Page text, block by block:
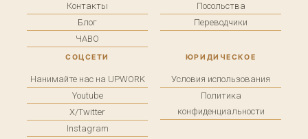
Контакты
Блог
ЧАВО
Посольства
Переводчики
СОЦСЕТИ
Нанимайте нас на UPWORK
Youtube
X/Twitter
Instagram
ЮРИДИЧЕСКОЕ
Условия использования
Политика
конфиденциальности